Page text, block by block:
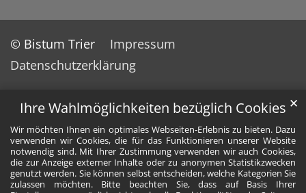
Ihre Wahlmöglichkeiten bezüglich Cookies
Wir möchten Ihnen ein optimales Webseiten-Erlebnis zu bieten. Dazu
verwenden wir Cookies, die für das Funktionieren unserer Website
notwendig sind. Mit Ihrer Zustimmung verwenden wir auch Cookies,
die zur Anzeige externer Inhalte oder zu anonymen Statistikzwecken
genutzt werden. Sie können selbst entscheiden, welche Kategorien Sie
zulassen möchten. Bitte beachten Sie, dass auf Basis Ihrer
✕
© Bistum Trier
Impressum
Datenschutzerklärung